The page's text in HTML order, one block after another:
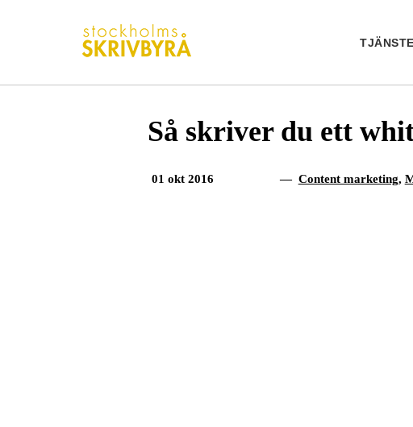
Så skriver du ett
01 okt 2016 — Content marketing,